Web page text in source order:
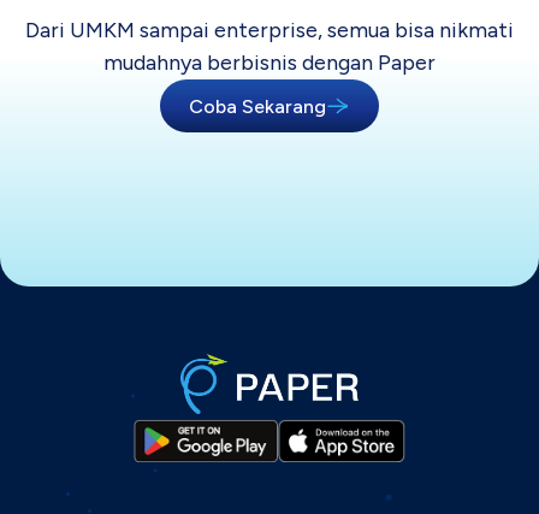
Dari UMKM sampai enterprise, semua bisa nikmati
mudahnya berbisnis dengan Paper
Coba Sekarang